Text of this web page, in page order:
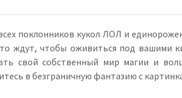
поклонников кукол ЛОЛ и
ждут, чтобы оживиться под вашими
свой собственный мир магии и
в безграничную фантазию с